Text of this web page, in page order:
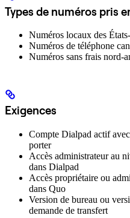
Types de numéros pris
Numéros locaux des
Numéros de téléphone
Numéros sans frais
Exigences
Compte Dialpad actif
porter
Accès administrateur au
dans Dialpad
Accès propriétaire ou
dans Quo
Version de bureau ou
demande de transfert